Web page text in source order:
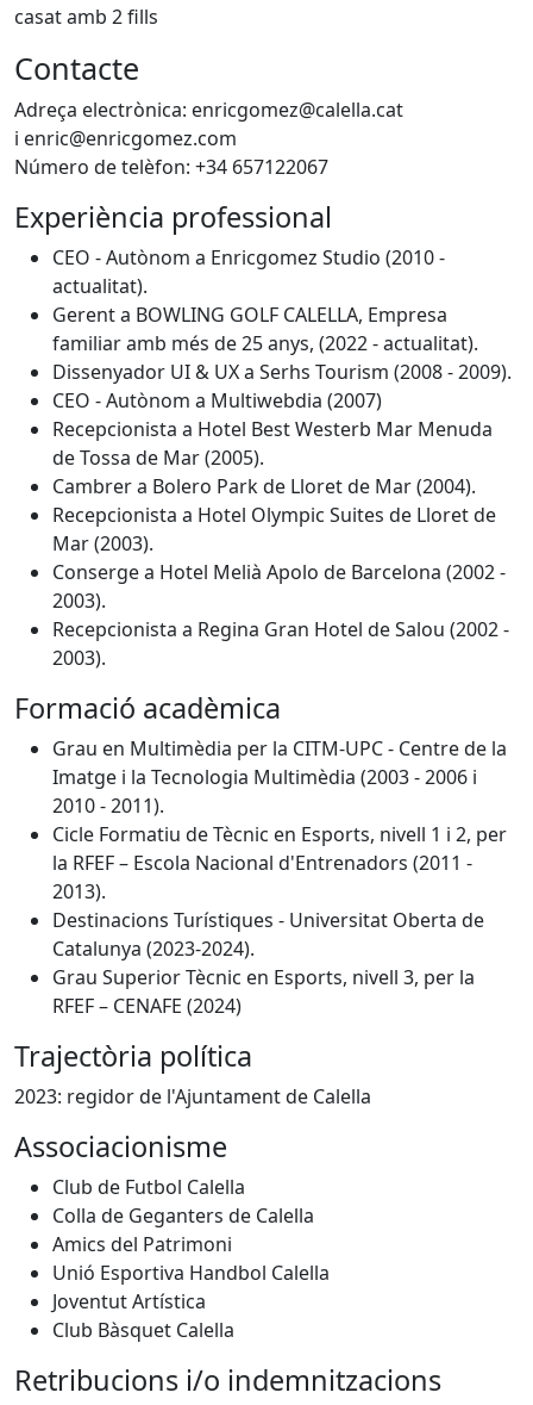
casat amb 2 fills
Contacte
Adreça electrònica: enricgomez@calella.cat
i enric@enricgomez.com
Número de telèfon: +34 657122067
Experiència professional
CEO - Autònom a Enricgomez Studio (2010 -
actualitat).
Gerent a BOWLING GOLF CALELLA, Empresa
familiar amb més de 25 anys, (2022 - actualitat).
Dissenyador UI & UX a Serhs Tourism (2008 - 2009).
CEO - Autònom a Multiwebdia (2007)
Recepcionista a Hotel Best Westerb Mar Menuda
de Tossa de Mar (2005).
Cambrer a Bolero Park de Lloret de Mar (2004).
Recepcionista a Hotel Olympic Suites de Lloret de
Mar (2003).
Conserge a Hotel Melià Apolo de Barcelona (2002 -
2003).
Recepcionista a Regina Gran Hotel de Salou (2002 -
2003).
Formació acadèmica
Grau en Multimèdia per la CITM-UPC - Centre de la
Imatge i la Tecnologia Multimèdia (2003 - 2006 i
2010 - 2011).
Cicle Formatiu de Tècnic en Esports, nivell 1 i 2, per
la RFEF – Escola Nacional d'Entrenadors (2011 -
2013).
Destinacions Turístiques - Universitat Oberta de
Catalunya (2023-2024).
Grau Superior Tècnic en Esports, nivell 3, per la
RFEF – CENAFE (2024)
Trajectòria política
2023: regidor de l'Ajuntament de Calella
Associacionisme
Club de Futbol Calella
Colla de Geganters de Calella
Amics del Patrimoni
Unió Esportiva Handbol Calella
Joventut Artística
Club Bàsquet Calella
Retribucions i/o indemnitzacions